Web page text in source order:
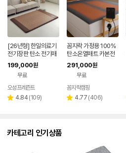
[26년형] 한일의료기
전기장판 탄소 전기매
트 전자파없는 온열매
트 그래핀 침대 거실용
싱글, 100x200cm,
진스웨이드
199,000원
무료
오성프레즌트
별 4.84 리
(109)
꼼지락 가정용 100%
탄소온열매트 카본전
기매트 전자파없는 전
기요
291,000원
무료
꼼지락캠핑
별 4.77 리
(406)
카테고리 인기상품